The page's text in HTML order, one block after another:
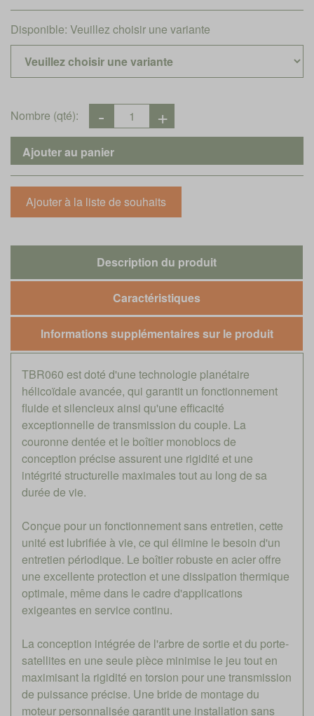
Disponible: Veuillez choisir une variante
Nombre (qté):
Description du produit
Caractéristiques
Informations supplémentaires sur le produit
TBR060 est doté d'une technologie planétaire
hélicoïdale avancée, qui garantit un fonctionnement
fluide et silencieux ainsi qu'une efficacité
exceptionnelle de transmission du couple. La
couronne dentée et le boîtier monoblocs de
conception précise assurent une rigidité et une
intégrité structurelle maximales tout au long de sa
durée de vie.
Conçue pour un fonctionnement sans entretien, cette
unité est lubrifiée à vie, ce qui élimine le besoin d'un
entretien périodique. Le boîtier robuste en acier offre
une excellente protection et une dissipation thermique
optimale, même dans le cadre d'applications
exigeantes en service continu.
La conception intégrée de l'arbre de sortie et du porte-
satellites en une seule pièce minimise le jeu tout en
maximisant la rigidité en torsion pour une transmission
de puissance précise. Une bride de montage du
moteur personnalisée garantit une installation sans